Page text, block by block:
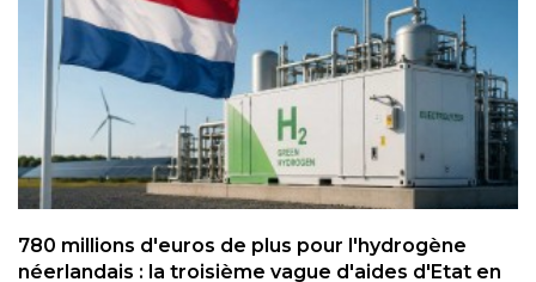
780 millions d'euros de plus pour l'hydrogène
néerlandais : la troisième vague d'aides d'Etat en